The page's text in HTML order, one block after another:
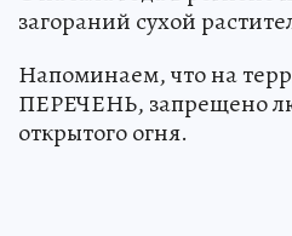
загораний сухой
Напоминаем, что на
ПЕРЕЧЕНЬ, запрещено
открытого огня.